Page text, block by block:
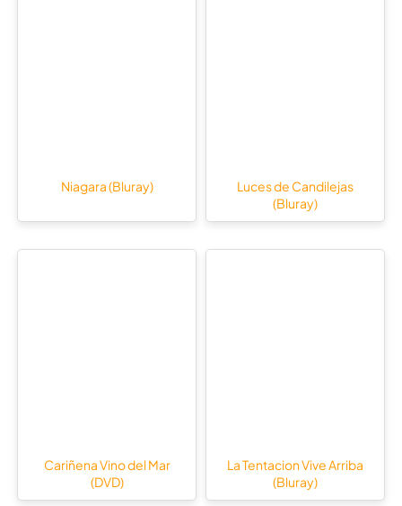
Niagara (Bluray)
Luces de Candilejas
(Bluray)
Cariñena Vino del Mar
(DVD)
La Tentacion Vive Arriba
(Bluray)